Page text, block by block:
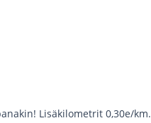
Lisäkilometrit 0,30e/km.